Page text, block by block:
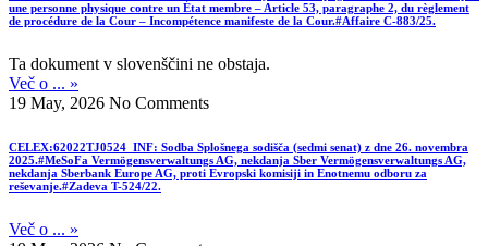
une personne physique contre un État membre – Article 53, paragraphe 2, du règlement
de procédure de la Cour – Incompétence manifeste de la Cour.#Affaire C-883/25.
Ta dokument v slovenščini ne obstaja.
Več o ... »
19 May, 2026 No Comments
CELEX:62022TJ0524_INF: Sodba Splošnega sodišča (sedmi senat) z dne 26. novembra
2025.#MeSoFa Vermögensverwaltungs AG, nekdanja Sber Vermögensverwaltungs AG,
nekdanja Sberbank Europe AG, proti Evropski komisiji in Enotnemu odboru za
reševanje.#Zadeva T-524/22.
Več o ... »